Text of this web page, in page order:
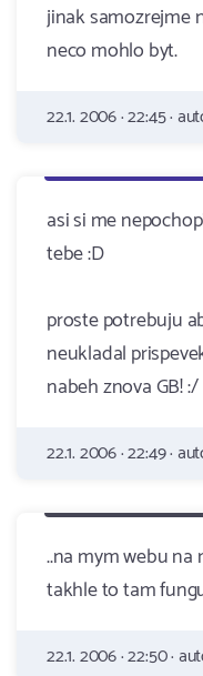
jinak samozrejme
neco mohlo byt.
22.1. 2006 · 22:45 ·
asi si me
tebe :D
proste potrebuju
neukladal
nabeh znova GB! :/
22.1. 2006 · 22:49 ·
..na mym webu
takhle to tam
22.1. 2006 · 22:50 ·